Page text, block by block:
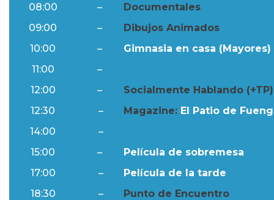
08:00
–
Documentales
09:00
–
Dibujos Animados
10:00
–
Gimnasia en casa (Mayores)
11:00
–
12:00
–
Socialmente Hablando (+TP)
12:30
– Magazine: El Patio de
14:00
–
15:00
–
Película de sobremesa
17:00
–
Película de la tarde
18:30
–
Punto de Encuentro